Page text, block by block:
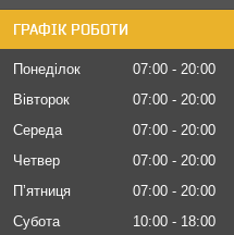
ГРАФІК РОБОТИ
Понеділок 07:00
20:00
Вівторок
07:00
20:00
Середа
07:00
20:00
Четвер
07:00
20:00
Пʼятниця
07:00
20:00
Субота
10:00
18:00